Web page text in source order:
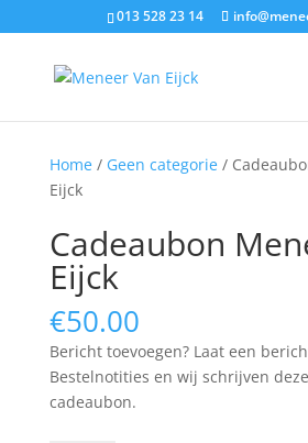
013 528 23 14
Home/ Geen categorie/
Eijck
Cadeaubon
Eijck
€50.00
Bericht toevoegen? Laat een
Bestelnotities en wij schrijven
cadeaubon.